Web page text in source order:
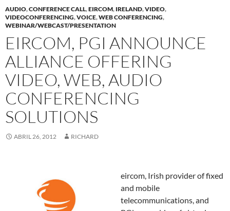
AUDIO,CONFERENCE CALL,EIRCOM, IRELAND,VIDEO,
VIDEOCONFERENCING,VOICE,WEB CONFERENCING,
WEBINAR/WEBCAST/PRESENTATION
EIRCOM, PGI ANNOUNCE
ALLIANCE OFFERING
VIDEO, WEB, AUDIO
CONFERENCING
SOLUTIONS
ABRIL 26, 2012 RICHARD
eircom, Irish provider of fixed
and mobile
telecommunications, and